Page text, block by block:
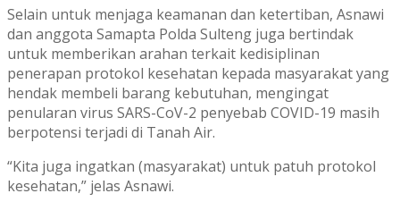
Selain untuk menjaga keamanan dan ketertiban, Asnawi
dan anggota Samapta Polda Sulteng juga bertindak
untuk memberikan arahan terkait kedisiplinan
penerapan protokol kesehatan kepada masyarakat yang
hendak membeli barang kebutuhan, mengingat
penularan virus SARS-CoV-2 penyebab COVID-19 masih
berpotensi terjadi di Tanah Air.
“Kita juga ingatkan (masyarakat) untuk patuh protokol
kesehatan,” jelas Asnawi.